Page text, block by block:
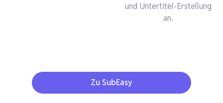
und Untertitel-Erstellung
an.
Zu SubEasy